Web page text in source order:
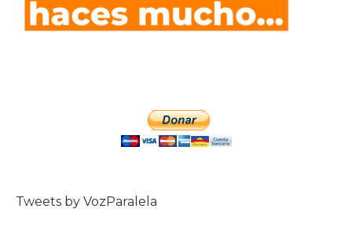
Tweets by VozParalela